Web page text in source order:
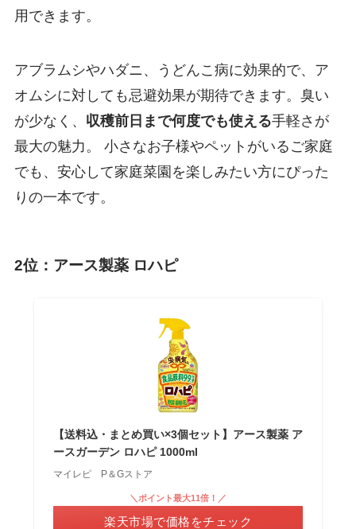
用できます。
アブラムシやハダニ、うどんこ病に効果的で、ア
オムシに対しても忌避効果が期待できます。臭い
が少なく、 収穫前日まで何度でも使える手軽さが
最大の魅力。 小さなお子様やペットがいるご家庭
でも、安心して家庭菜園を楽しみたい方にぴった
りの一本です。
2位：アース製薬 ロハピ
【送料込・まとめ買い×3個セット】アース製薬 ア
ースガーデン ロハピ 1000ml
マイレピ P＆Gストア
＼ポイント最大11倍！／
楽天市場で価格をチェック